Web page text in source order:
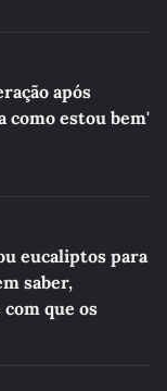
após
como estou bem'
eucaliptos para
saber,
que os